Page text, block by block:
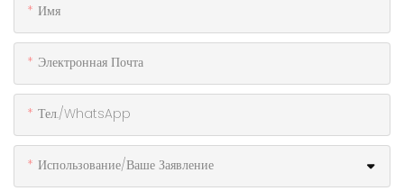
Имя
Электронная Почта
Тел./WhatsApp
Использование/ваше Заявление